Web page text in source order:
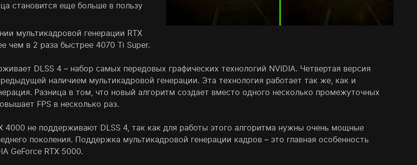
становится еще больше в пользу
мультикадровой генерации RTX
чем в 2 раза быстрее 4070 Ti Super.
DLSS 4 – набор самых передовых графических технологий NVIDIA. Четвертая версия
наличием мультикадровой генерации. Эта технология работает так же, как и
Разница в том, что новый алгоритм создает вместо одного несколько промежуточных
FPS в несколько раз.
4000 не поддерживают DLSS 4, так как для работы этого алгоритма нужны очень мощные
поколения. Поддержка мультикадровой генерации кадров – это главная особенность
GeForce RTX 5000.